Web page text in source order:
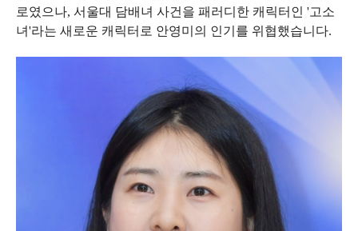
로였으나, 서울대 담배녀 사건을 패러디한 캐릭터인 '고소
녀'라는 새로운 캐릭터로 안영미의 인기를 위협했습니다.